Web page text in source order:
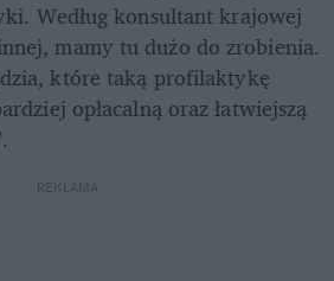
Według konsultant krajowej
mamy tu dużo do zrobienia.
które taką profilaktykę
opłacalną oraz łatwiejszą
REKLAMA